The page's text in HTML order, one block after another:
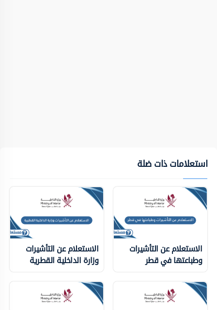
استعلامات ذات ضلة
الاستعلام عن التأشيرات
وطباعتها في قطر
الاستعلام عن التأشيرات
وزارة الداخلية ‏القطرية